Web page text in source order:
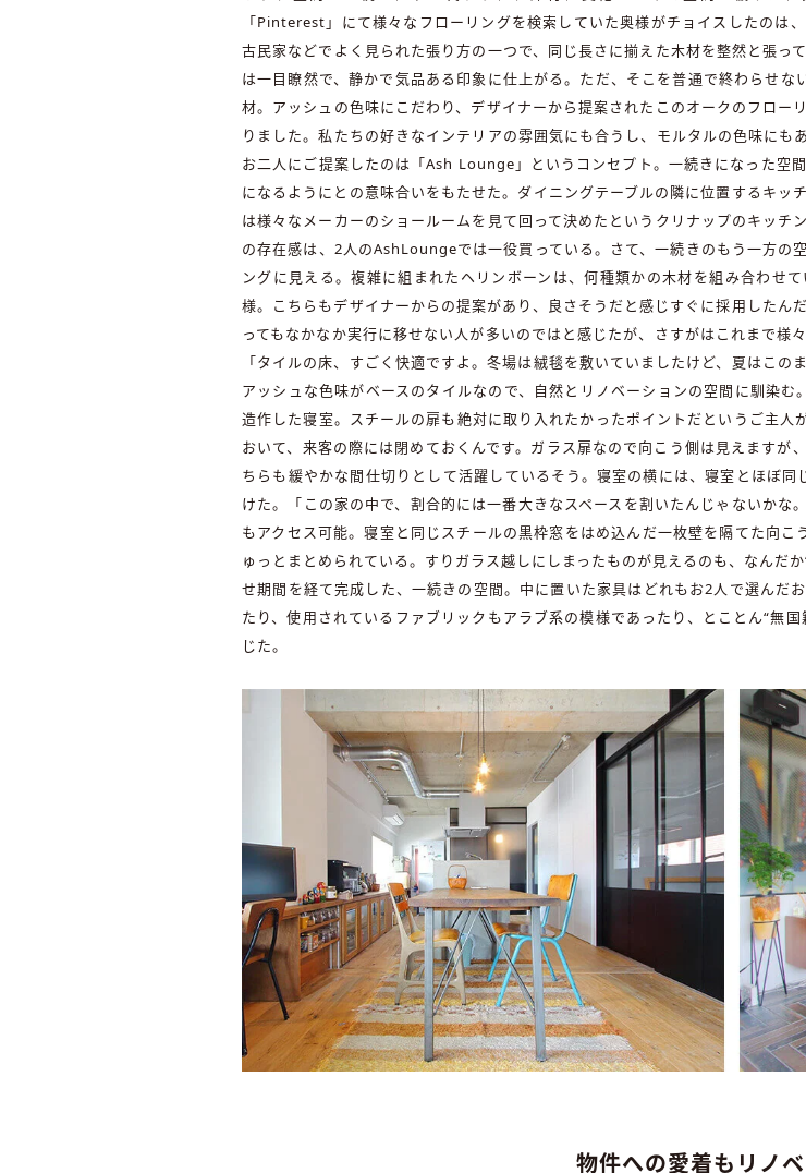
「Pinterest」にて様々なフローリングを検索していた奥様がチョイスしたのは
古民家などでよく見られた張り方の一つで、同じ長さに揃えた木材を整然と張
は一目瞭然で、静かで気品ある印象に仕上がる。ただ、そこを普通で終わらせ
材。アッシュの色味にこだわり、デザイナーから提案されたこのオークのフロー
りました。私たちの好きなインテリアの雰囲気にも合うし、モルタルの色味に
お二人にご提案したのは「Ash Lounge」というコンセプト。一続きになった空
になるようにとの意味合いをもたせた。ダイニングテーブルの隣に位置するキ
は様々なメーカーのショールームを見て回って決めたというクリナップのキッチ
の存在感は、2人のAshLoungeでは一役買っている。さて、一続きのもう一方の
ングに見える。複雑に組まれたヘリンボーンは、何種類かの木材を組み合わせ
様。こちらもデザイナーからの提案があり、良さそうだと感じすぐに採用したん
ってもなかなか実行に移せない人が多いのではと感じたが、さすがはこれまで様
「タイルの床、すごく快適ですよ。冬場は絨毯を敷いていましたけど、夏はこ
アッシュな色味がベースのタイルなので、自然とリノベーションの空間に馴染
造作した寝室。スチールの扉も絶対に取り入れたかったポイントだというご主人
おいて、来客の際には閉めておくんです。ガラス扉なので向こう側は見えますが
ちらも緩やかな間仕切りとして活躍しているそう。寝室の横には、寝室とほぼ
けた。「この家の中で、割合的には一番大きなスペースを割いたんじゃないかな
もアクセス可能。寝室と同じスチールの黒枠窓をはめ込んだ一枚壁を隔てた向
ゅっとまとめられている。すりガラス越しにしまったものが見えるのも、なんだ
せ期間を経て完成した、一続きの空間。中に置いた家具はどれもお2人で選んだ
たり、使用されているファブリックもアラブ系の模様であったり、とことん“無
じた。
物件への愛着もリノ